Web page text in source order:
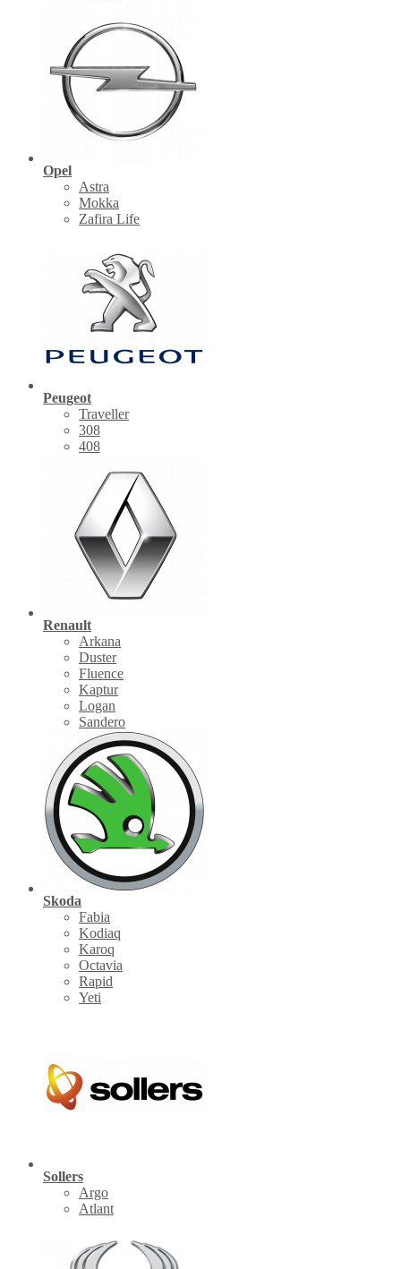
Opel
Astra
Mokka
Zafira Life
Peugeot
Traveller
308
408
Renault
Arkana
Duster
Fluence
Kaptur
Logan
Sandero
Skoda
Fabia
Kodiaq
Karoq
Octavia
Rapid
Yeti
Sollers
Argo
Atlant